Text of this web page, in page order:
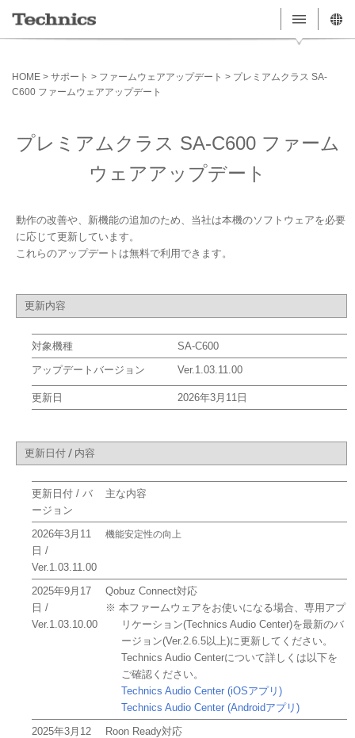
HOME > サポート > ファームウェアアップデート > プレミアムクラス SA-
C600 ファームウェアアップデート
プレミアムクラス SA-C600 ファーム
ウェアアップデート
動作の改善や、新機能の追加のため、当社は本機のソフトウェアを必要
に応じて更新しています。
これらのアップデートは無料で利用できます。
更新内容
対象機種
SA-C600
アップデートバージョン
Ver.1.03.11.00
更新日 2026年3月11日
更新日付 / 内容
更新日付 / バ
ージョン
主な内容
2026年3月11
日 /
Ver.1.03.11.00
機能安定性の向上
2025年9月17
日 /
Ver.1.03.10.00
Qobuz Connect対応
※ 本ファームウェアをお使いになる場合、専用アプ
リケーション(Technics Audio Center)を最新のバ
ージョン(Ver.2.6.5以上)に更新してください。
Technics Audio Centerについて詳しくは以下を
ご確認ください。
Technics Audio Center (iOSアプリ)
Technics Audio Center (Androidアプリ)
2025年3月12
Roon Ready対応